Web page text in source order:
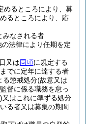
めるところにより、募
るところにより、応
みなされる者
法律により任期を定
又は同項に規定する
でに定年に達する者
る懲戒処分(故意又は
督に係る職務を怠っ
又はこれに準ずる処分
る者又は募集の期間